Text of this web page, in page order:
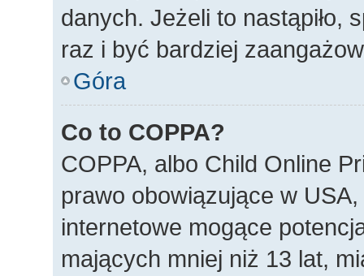
danych. Jeżeli to nastąpiło,
raz i być bardziej
Góra
Co to COPPA?
COPPA, albo Child Online
prawo obowiązujące w
internetowe mogące
mających mniej niż 13 lat,